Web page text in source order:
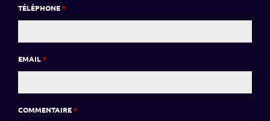
TÉLÉPHONE*
EMAIL*
COMMENTAIRE*